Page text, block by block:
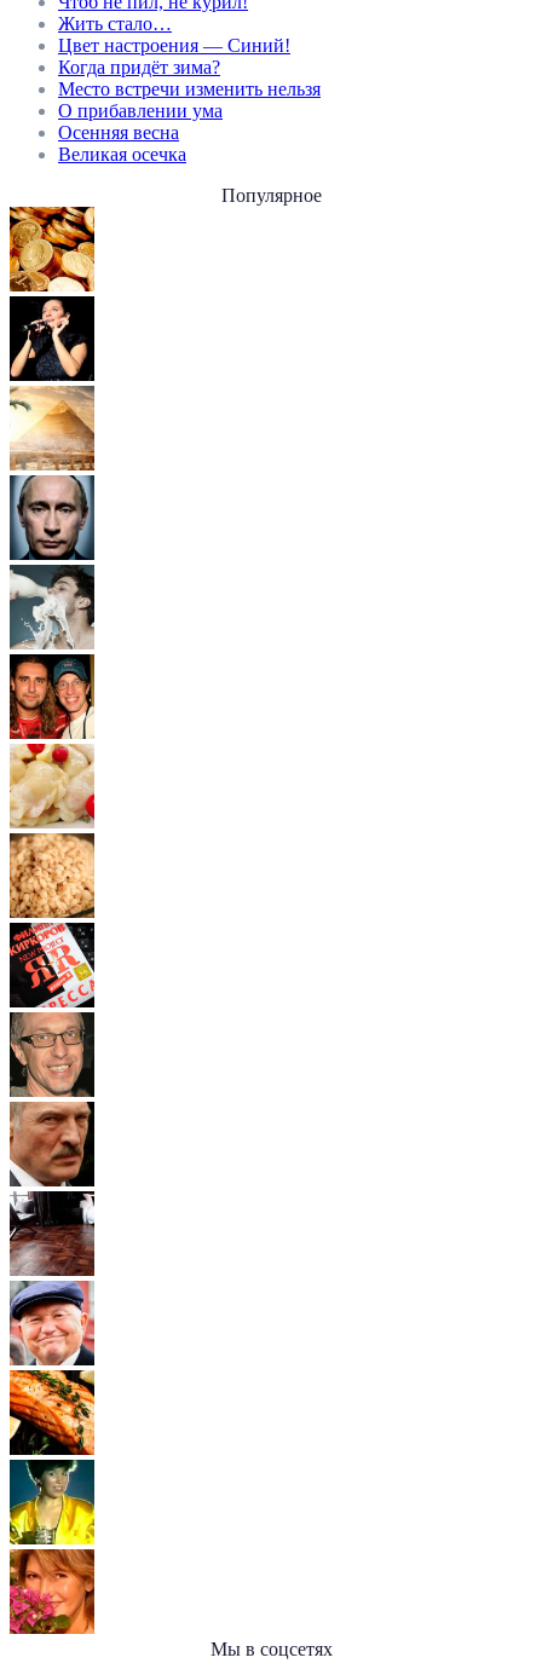
Жить стало…
Цвет настроения — Синий!
Когда придёт зима?
Место встречи изменить нельзя
О прибавлении ума
Осенняя весна
Великая осечка
Популярное
Мы в соцсетях